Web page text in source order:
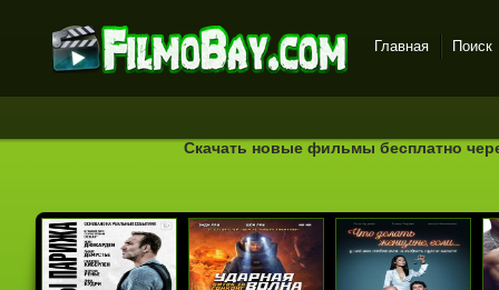
качестве бесплатно
Главная Поиск
Скачать новые фильмы бесплатно